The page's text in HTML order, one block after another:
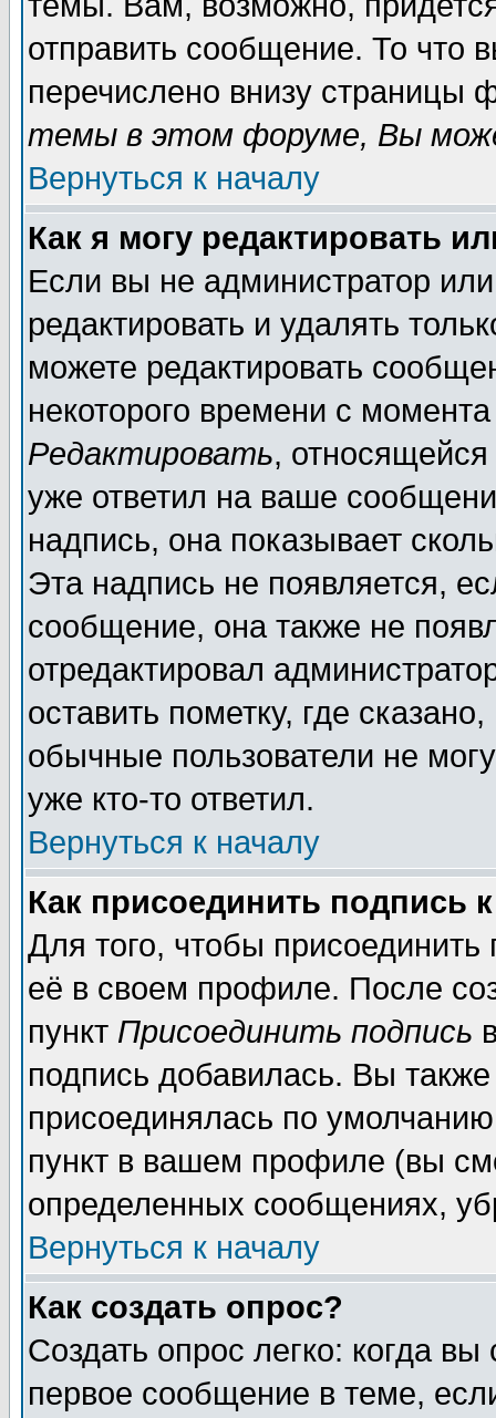
отправить сообщение. То что
перечислено внизу страницы
темы в этом форуме, Вы
Вернуться к началу
Как я могу редактировать
Если вы не администратор
редактировать и удалять
можете редактировать
некоторого времени с
Редактировать,
уже ответил на ваше
надпись, она показывает
Эта надпись не появляется,
сообщение, она также не
отредактировал
оставить пометку, где
обычные пользователи не
уже кто-то ответил.
Вернуться к началу
Как присоединить подпись
Для того, чтобы
её в своем профиле. После
пункт Присоединить подпись
подпись добавилась. Вы
присоединялась по
пункт в вашем профиле (вы
определенных сообщениях,
Вернуться к началу
Как создать опрос?
Создать опрос легко: когда
первое сообщение в теме,